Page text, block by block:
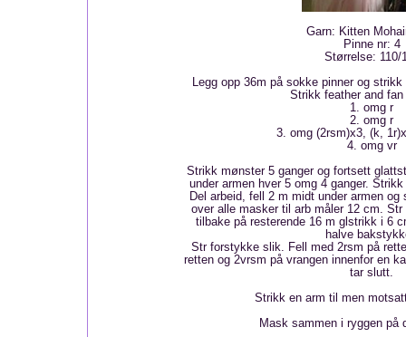
Garn: Kitten
Pinne nr: 4
Størrelse: 110/
Legg opp 36m på sokke pinner og
Strikk feather and
1. omg r
2. omg r
3. omg (2rsm)x3, (k,
4. omg vr
Strikk mønster 5 ganger og fortsett
under armen hver 5 omg 4 ganger.
Del arbeid, fell 2 m midt under armen
over alle masker til arb måler 12 cm.
tilbake på resterende 16 m glstrikk i 6
halve
Str forstykke slik. Fell med 2rsm på
retten og 2vrsm på vrangen innenfor en
tar slutt.
Strikk en arm til men
Mask sammen i ryggen på